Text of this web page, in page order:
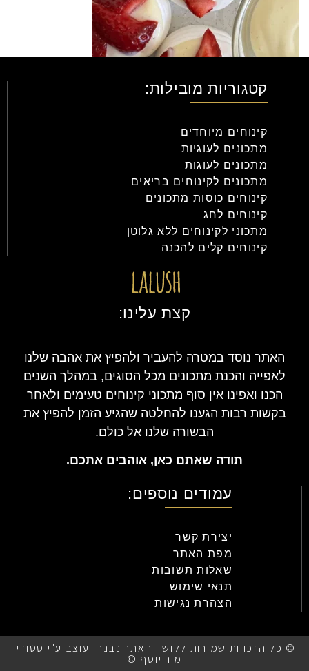
קטגוריות מובילות:
קינוחים מיוחדים
מתכונים לעוגיות
מתכונים לעוגות
מתכונים לקינוחים בריאים
קינוחים כוסות מתכונים
קינוחים לחג
מתכוני לקינוחים ללא גלוטן
קינוחים קלים להכנה
קצת עלינו:
האתר נוסד במטרה להעביר ולהפיץ את אהבה שלנו
לאפייה והכנת מתכונים מכל הסוגים, במהלך השנים
הכנו ואפינו אין סוף מתכוני קינוחים טעימים ולאחר
בקשות רבות הגענו להחלטה שהגיע הזמן להפיץ את
הבשורה שלנו אל כולם.
תודה שאתם כאן, אוהבים אתכם.
עמודים נוספים:
יצירת קשר
מפת האתר
שאלות תשובות
תנאי שימוש
הצהרת נגישות
© כל הזכויות שמורות ללוש | האתר נבנה ועוצב ע"י סטודיו
מור יוסף ©